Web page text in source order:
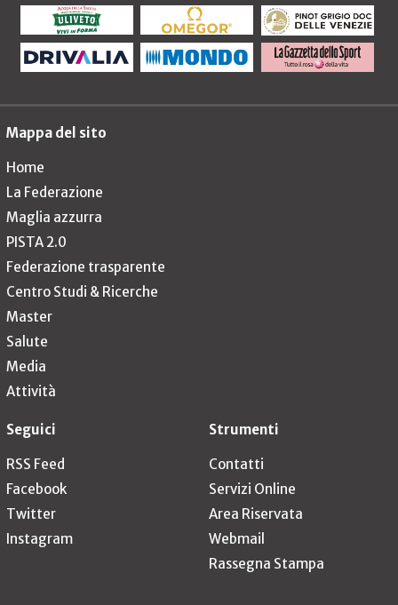
Mappa del sito
Home
La Federazione
Maglia azzurra
PISTA 2.0
Federazione trasparente
Centro Studi & Ricerche
Master
Salute
Media
Attività
Seguici
RSS Feed
Facebook
Twitter
Instagram
Strumenti
Contatti
Servizi Online
Area Riservata
Webmail
Rassegna Stampa